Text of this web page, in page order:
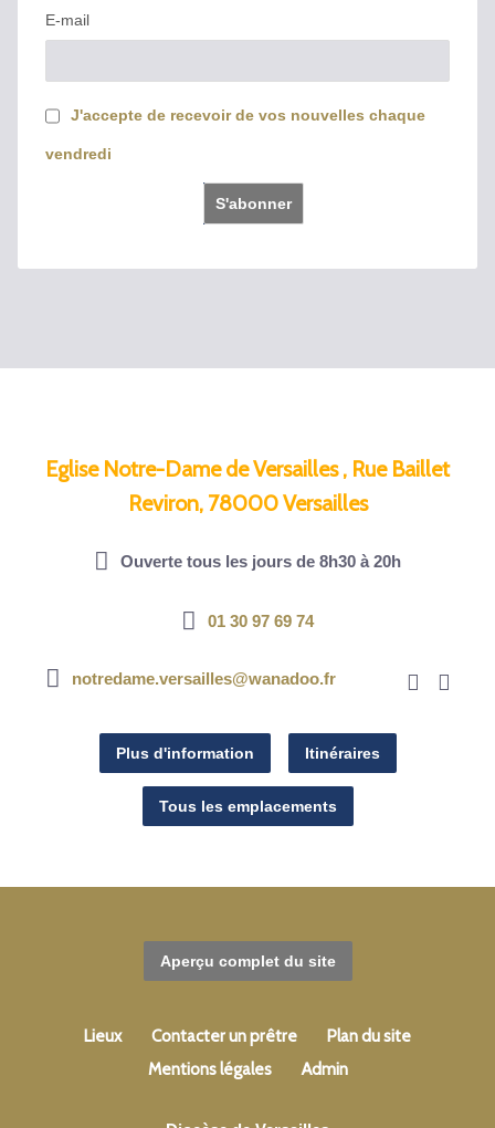
E-mail
J'accepte de recevoir de vos nouvelles chaque
vendredi
Eglise Notre-Dame de Versailles , Rue Baillet
Reviron, 78000 Versailles
Ouverte tous les jours de 8h30 à 20h
01 30 97 69 74
notredame.versailles@wanadoo.fr
Plus d'information Itinéraires
Tous les emplacements
Aperçu complet du site
Lieux Contacter un prêtre
Plan du site
Mentions légales
Admin